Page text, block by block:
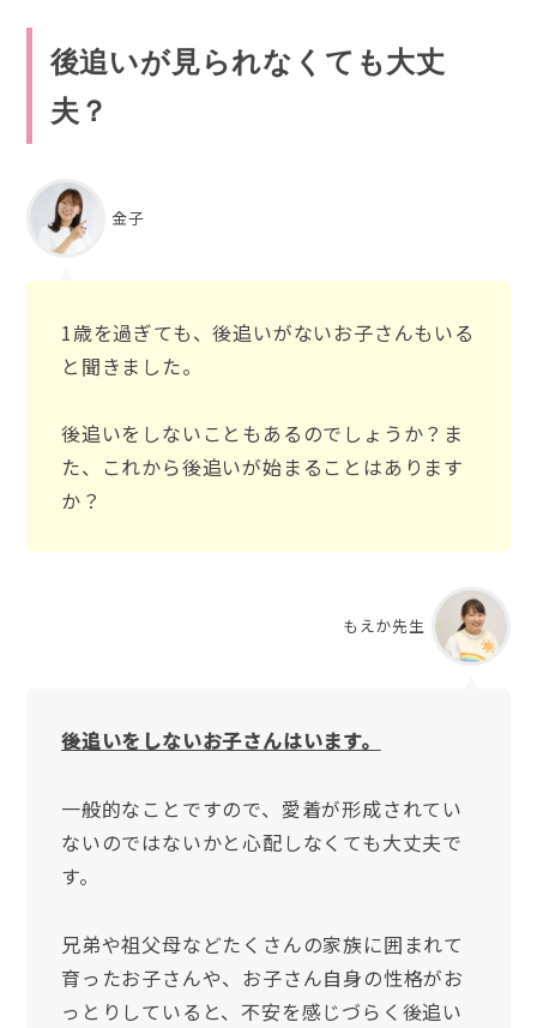
後追いが見られなくても大丈
夫？
金子
1歳を過ぎても、後追いがないお子さんもいる
と聞きました。
後追いをしないこともあるのでしょうか？ま
た、これから後追いが始まることはあります
か？
もえか先生
後追いをしないお子さんはいます。
一般的なことですので、愛着が形成されてい
ないのではないかと心配しなくても大丈夫で
す。
兄弟や祖父母などたくさんの家族に囲まれて
育ったお子さんや、お子さん自身の性格がお
っとりしていると、不安を感じづらく後追い